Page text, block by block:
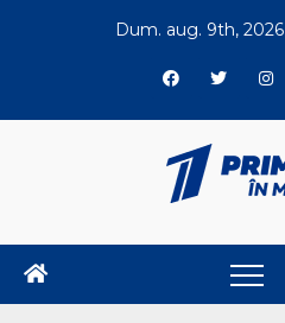
Dum. aug. 9th, 2026